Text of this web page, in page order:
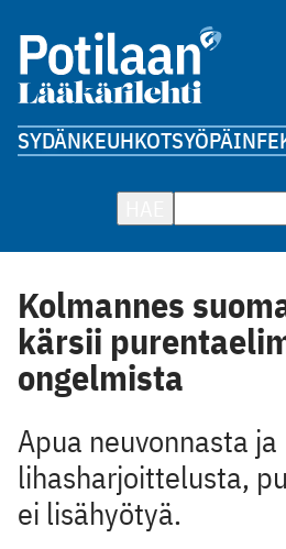
SYDÄNKEUHKOTSYÖPÄ
Kolmannes
kärsii
ongelmista
Apua neuvonnasta ja
lihasharjoittelusta,
ei lisähyötyä.